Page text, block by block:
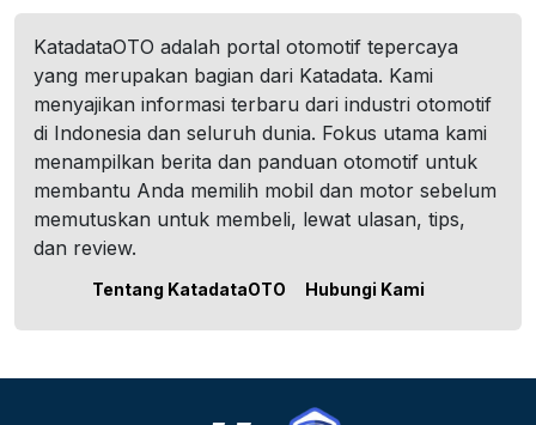
KatadataOTO adalah portal otomotif tepercaya
yang merupakan bagian dari Katadata. Kami
menyajikan informasi terbaru dari industri otomotif
di Indonesia dan seluruh dunia. Fokus utama kami
menampilkan berita dan panduan otomotif untuk
membantu Anda memilih mobil dan motor sebelum
memutuskan untuk membeli, lewat ulasan, tips,
dan review.
Tentang KatadataOTO Hubungi Kami